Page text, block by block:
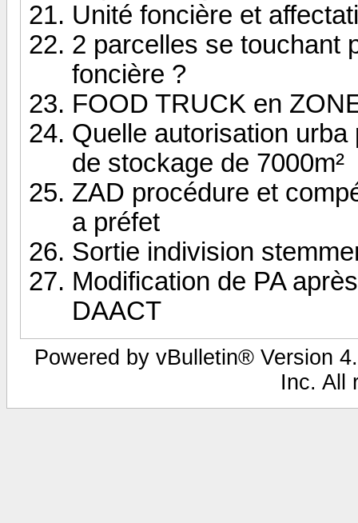
Unité foncière et
2 parcelles se touchant
foncière ?
FOOD TRUCK en
Quelle autorisation
de stockage de 7000m²
ZAD procédure et
a préfet
Sortie indivision
Modification de PA
DAACT
Powered by vBulletin® Version
Inc. All